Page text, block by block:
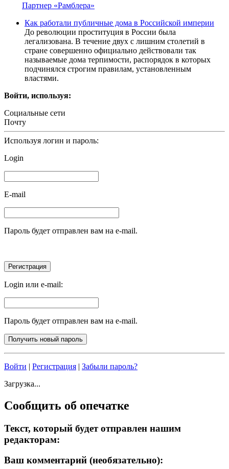
Партнер «Рамблера»
Как работали публичные дома в Российской империи
До революции проституция в России была
легализована. В течение двух с лишним столетий в
стране совершенно официально действовали так
называемые дома терпимости, распорядок в которых
подчинялся строгим правилам, установленным
властями.
Войти, используя:
Социальные сети
Почту
Используя логин и пароль:
Login
E-mail
Пароль будет отправлен вам на e-mail.
Login или e-mail:
Пароль будет отправлен вам на e-mail.
Войти | Регистрация | Забыли пароль?
Загрузка...
Сообщить об опечатке
Текст, который будет отправлен нашим
редакторам:
Ваш комментарий (необязательно):